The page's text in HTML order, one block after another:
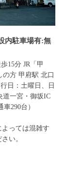
内駐車場有:無
15分 JR「甲
方 甲府駅 北口
日：土曜日、日
道一宮・御坂IC
290台）
っては混雑す
い。